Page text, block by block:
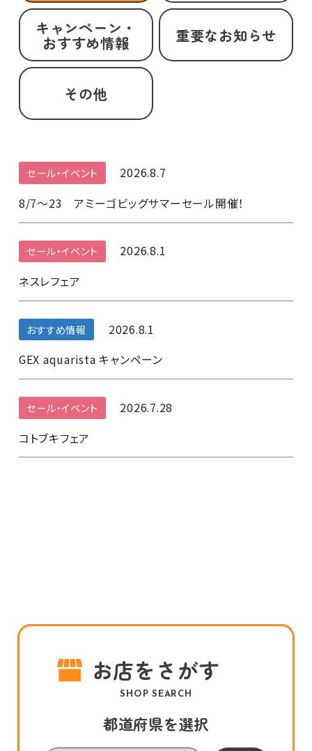
キャンペーン・
おすすめ情報 重要なお知らせ
その他
セール・イベント
2026.8.7
8/7～23 アミーゴビッグサマーセール開催！
セール・イベント
2026.8.1
ネスレフェア
おすすめ情報
2026.8.1
GEX aquarista キャンペーン
セール・イベント
2026.7.28
コトブキフェア
お店をさがす
SHOP SEARCH
都道府県を選択